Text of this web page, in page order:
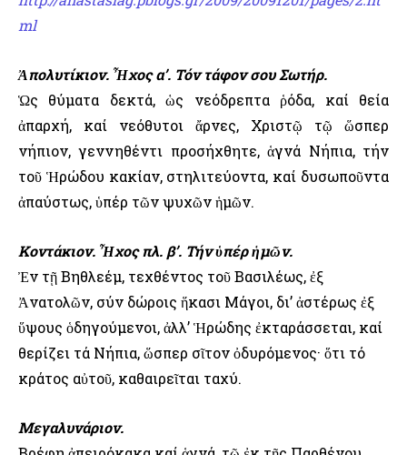
ml
Ἀπολυτίκιον. Ἦχος α’. Τόν τάφον σου Σωτήρ.
Ὡς θύματα δεκτά, ὡς νεόδρεπτα ῥόδα, καί θεία
ἀπαρχή, καί νεόθυτοι ἄρνες, Χριστῷ τῷ ὥσπερ
νήπιον, γεννηθέντι προσήχθητε, ἁγνά Νήπια, τήν
τοῦ Ἡρώδου κακίαν, στηλιτεύοντα, καί δυσωποῦντα
ἀπαύστως, ὑπέρ τῶν ψυχῶν ἡμῶν.
Κοντάκιον. Ἦχος πλ. β’. Τήν ὑπέρ ἡμῶν.
Ἐν τῇ Βηθλεέμ, τεχθέντος τοῦ Βασιλέως, ἐξ
Ἀνατολῶν, σύν δώροις ἥκασι Μάγοι, δι’ ἀστέρως ἐξ
ὕψους ὁδηγούμενοι, ἀλλ’ Ἡρώδης ἐκταράσσεται, καί
θερίζει τά Νήπια, ὥσπερ σῖτον ὀδυρόμενος· ὅτι τό
κράτος αὐτοῦ, καθαιρεῖται ταχύ.
Μεγαλυνάριον.